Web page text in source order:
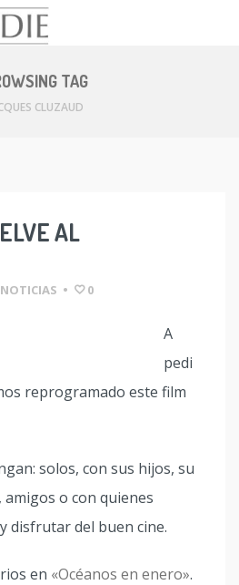
TAG
CLUZAUD
AL
NOTICIAS • 0
A
pedi
reprogramado este film
solos, con sus hijos, su
o con quienes
disfrutar del buen cine.
en «Océanos en enero».